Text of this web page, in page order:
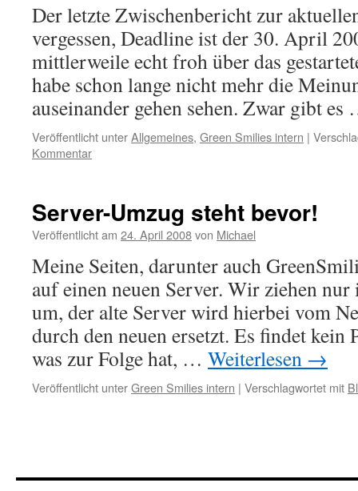
Der letzte Zwischenbericht zur
vergessen, Deadline ist der 30. April
mittlerweile echt froh über das
habe schon lange nicht mehr die
auseinander gehen sehen. Zwar gibt
Veröffentlicht unterAllgemeines, Green Smilies intern |
Kommentar
Server-Umzug steht bevor!
Veröffentlicht am 24. April 2008von Michael
Meine Seiten, darunter auch
auf einen neuen Server. Wir ziehen
um, der alte Server wird hierbei vom
durch den neuen ersetzt. Es findet kein
was zur Folge hat, … Weiterlesen →
Veröffentlicht unterGreen Smilies intern | Verschlagwortet mit